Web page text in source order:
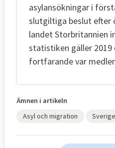
asylansökningar i
slutgiltiga beslut efter
landet Storbritannien
statistiken gäller 2019
fortfarande var
Ämnen i artikeln
Asyl och migration